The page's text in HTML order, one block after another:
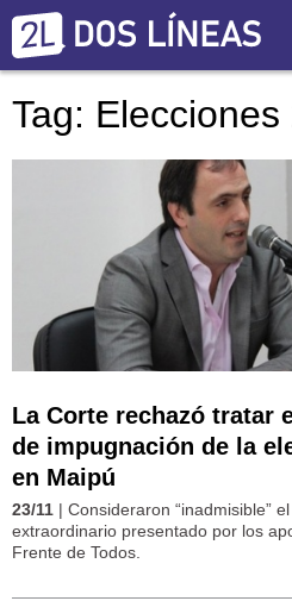
Tag: Elecciones
La Corte rechazó tratar
de impugnación de la
en Maipú
23/11 | Consideraron “inadmisible”
extraordinario presentado por los
Frente de Todos.